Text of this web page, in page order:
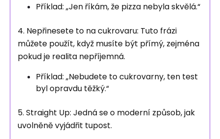
Příklad: „Jen říkám, že pizza nebyla skvělá.“
4. Nepřinesete to na cukrovaru: Tuto frázi
můžete použít, když musíte být přímý, zejména
pokud je realita nepříjemná.
Příklad: „Nebudete to cukrovarny, ten test
byl opravdu těžký.“
5. Straight Up: Jedná se o moderní způsob, jak
uvolněně vyjádřit tupost.